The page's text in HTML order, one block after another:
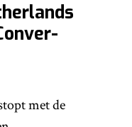
met de